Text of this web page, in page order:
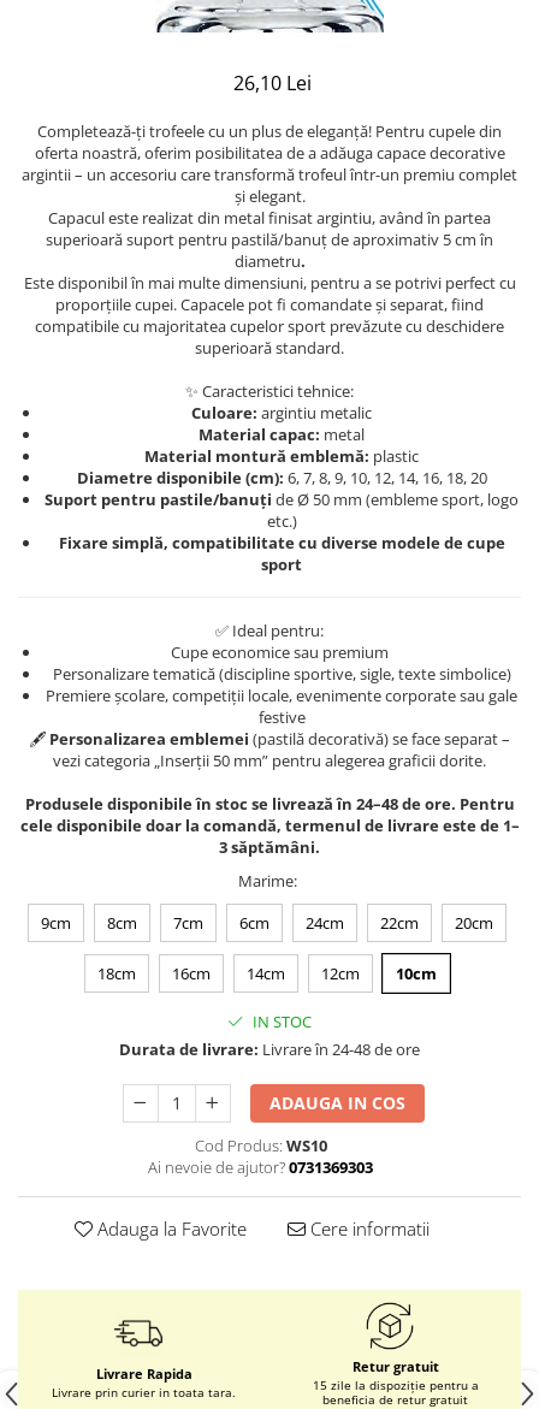
26,10 Lei
Completează-ți trofeele cu un plus de eleganță! Pentru cupele din
oferta noastră, oferim posibilitatea de a adăuga capace decorative
argintii – un accesoriu care transformă trofeul într-un premiu complet
și elegant.
Capacul este realizat din metal finisat argintiu, având în partea
superioară suport pentru pastilă/banuțde aproximativ 5 cm în
diametru.
Este disponibil în mai multe dimensiuni, pentru a se potrivi perfect cu
proporțiile cupei.Capacele pot fi comandate și separat, fiind
compatibile cu majoritatea cupelor sport prevăzute cu deschidere
superioară standard.
✨ Caracteristici tehnice:
Culoare: argintiu metalic
Material capac: metal
Material montură emblemă: plastic
Diametre disponibile (cm): 6, 7, 8, 9, 10, 12, 14, 16, 18, 20
Suport pentru pastile/banuți de Ø 50 mm (embleme sport, logo
etc.)
Fixare simplă, compatibilitate cu diverse modele de cupe
sport
✅ Ideal pentru:
Cupe economice sau premium
Personalizare tematică (discipline sportive, sigle, texte simbolice)
Premiere școlare, competiții locale, evenimente corporate sau gale
festive
🖋️ Personalizarea emblemei (pastilă decorativă) se face separat –
vezi categoria „Inserții 50 mm” pentru alegerea graficii dorite.
Produsele disponibile în stoc se livrează în 24–48 de ore. Pentru
cele disponibile doar la comandă, termenul de livrare este de 1–
3 săptămâni.
Marime:
9cm
8cm 7cm 6cm 24cm 22cm 20cm
18cm 16cm 14cm 12cm 10cm
IN STOC
Durata de livrare: Livrare în 24-48 de ore
ADAUGA IN COS
Cod Produs: WS10
Ai nevoie de ajutor?0731369303
Adauga la Favorite Cere informatii
Livrare Rapida
Livrare prin curier in toata tara.
Retur gratuit
15 zile la dispoziție pentru a
beneficia de retur gratuit